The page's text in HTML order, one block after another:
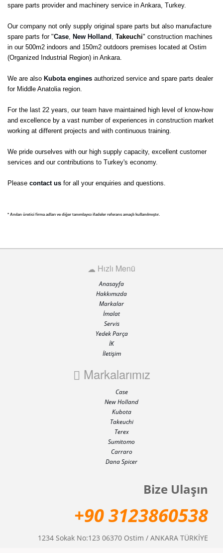
spare parts provider and machinery service in Ankara, Turkey.
Our company not only supply original spare parts but also manufacture
spare parts for "Case, New Holland , Takeuchi" construction machines
in our 500m2 indoors and 150m2 outdoors premises located at Ostim
(Organized Industrial Region) in Ankara.
We are also Kubota engines authorized service and spare parts dealer
for Middle Anatolia region.
For the last 22 years, our team have maintained high level of know-how
and excellence by a vast number of experiences in construction market
working at different projects and with continuous training.
We pride ourselves with our high supply capacity, excellent customer
services and our contributions to Turkey's economy.
Please contact us for all your enquiries and questions.
* Anılan üretici firma adları ve diğer tanımlayıcı ifadeler referans amaçlı kullanılmıştır.
Hızlı Menü
Anasayfa
Hakkımızda
Markalar
İmalat
Servis
Yedek Parça
İK
İletişim
Markalarımız
Case
New Holland
Kubota
Takeuchi
Terex
Sumitomo
Carraro
Dana Spicer
Bize Ulaşın
+90 3123860538
1234 Sokak No:123 06370 Ostim / ANKARA TÜRKİYE